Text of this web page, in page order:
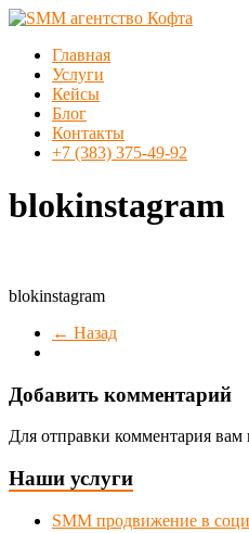
Перейти
содержимому
SMM
агентство
Кофта
SMM
продвижение
Новосибирске
МенюГлавная
Услуги
Кейсы
Блог
Контакты
+7 (383) 375-49-92
blokinstagram
blokinstagram
← Назад
Добавить комментарий
Для отправки комментария вам
Наши услуги
SMM продвижение в